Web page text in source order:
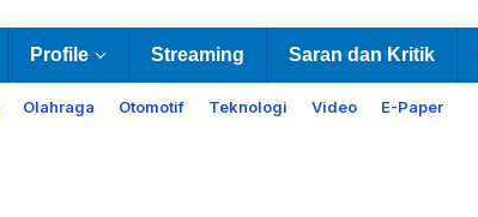
Profile Streaming Saran dan Kritik
Olahraga Otomotif Teknologi Video E-Paper